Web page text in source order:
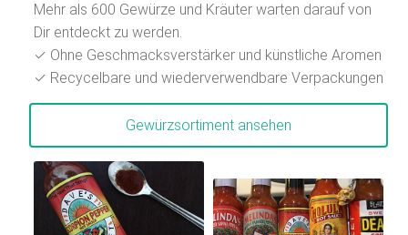
Mehr als 600 Gewürze und Kräuter warten darauf von
Dir entdeckt zu werden.
✓ Ohne Geschmacksverstärker und künstliche Aromen
✓ Recycelbare und wiederverwendbare Verpackungen
Gewürzsortiment ansehen